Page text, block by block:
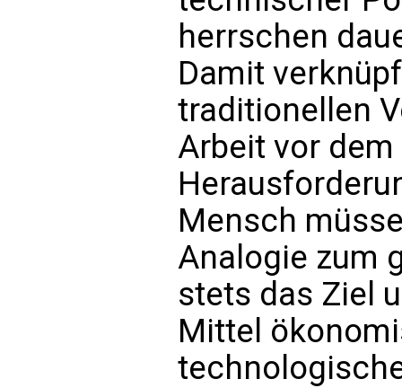
herrschen
Damit
traditionellen
Arbeit vor
Mensch
Analogie zum
stets das Ziel
Mittel